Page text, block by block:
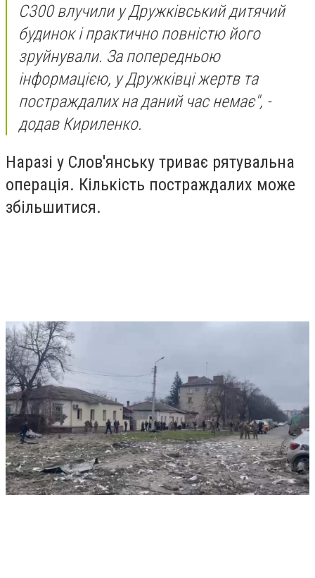
С300 влучили у Дружківський дитячий
будинок і практично повністю його
зруйнували. За попередньою
інформацією, у Дружківці жертв та
постраждалих на даний час немає", -
додав Кириленко.
Наразі у Слов'янську триває рятувальна
операція. Кількість постраждалих може
збільшитися.